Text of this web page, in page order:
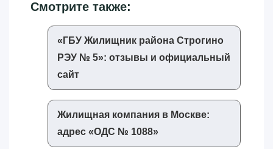
Смотрите также:
«‎ГБУ Жилищник района Строгино
РЭУ № 5»‎: отзывы и официальный
сайт
Жилищная компания в Москве:
адрес «‎ОДС № 1088»‎